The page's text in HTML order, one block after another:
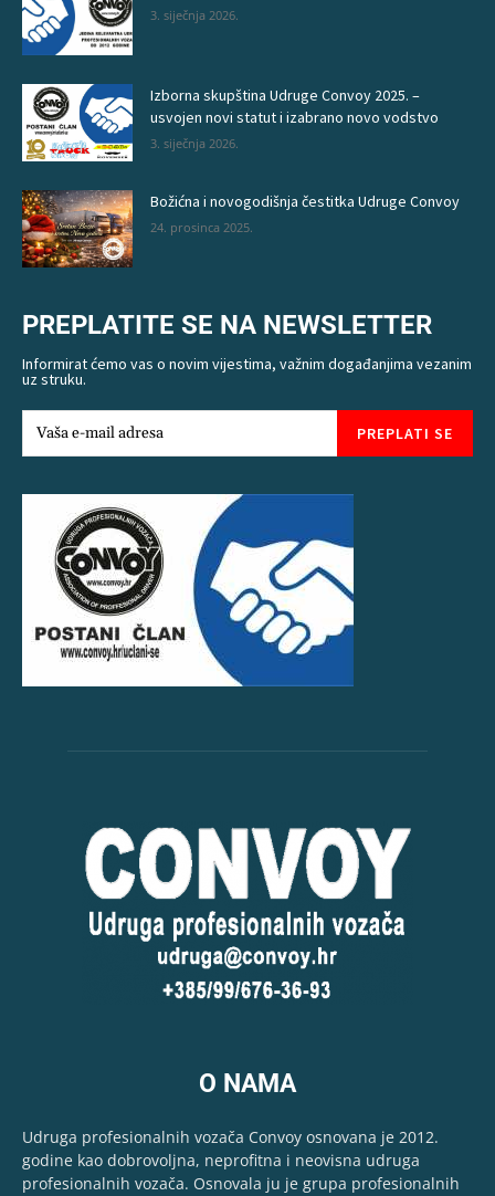
3. siječnja 2026.
Izborna skupština Udruge Convoy 2025. –
usvojen novi statut i izabrano novo vodstvo
3. siječnja 2026.
Božićna i novogodišnja čestitka Udruge Convoy
24. prosinca 2025.
PREPLATITE SE NA NEWSLETTER
Informirat ćemo vas o novim vijestima, važnim događanjima vezanim
uz struku.
PREPLATI SE
O NAMA
Udruga profesionalnih vozača Convoy osnovana je 2012.
godine kao dobrovoljna, neprofitna i neovisna udruga
profesionalnih vozača. Osnovala ju je grupa profesionalnih